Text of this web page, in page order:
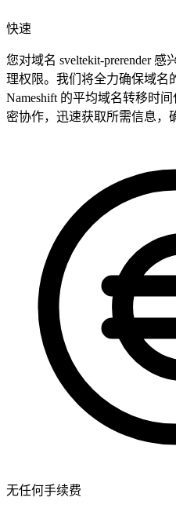
快速
您对域名 sveltekit-prerender
理权限。我们将全力确保域名
Nameshift 的平均域名转移时
密协作，迅速获取所需信息，
无任何手续费